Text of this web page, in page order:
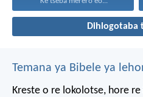
Dihlogotaba
Temana ya Bibele ya
Kreste o re lokolotse, hore